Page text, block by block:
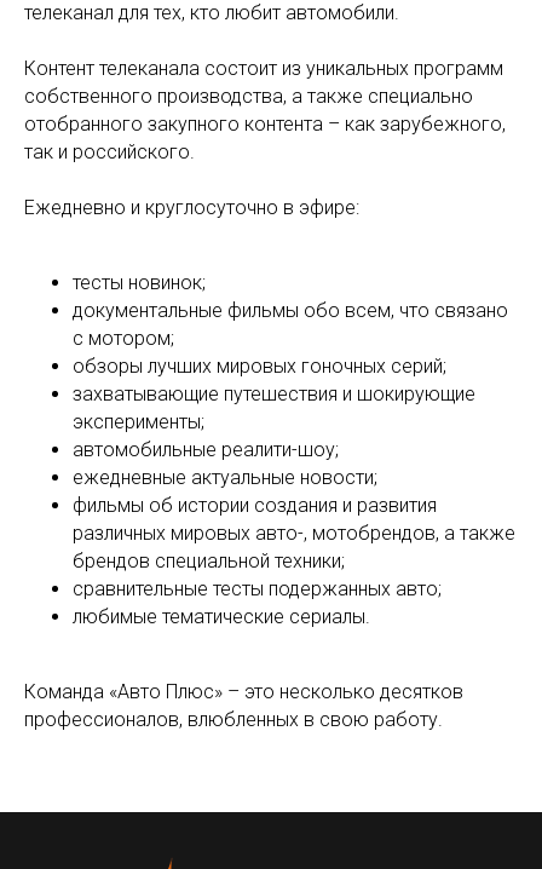
телеканал для тех, кто любит автомобили.
Контент телеканала состоит из уникальных программ
собственного производства, а также специально
отобранного закупного контента – как зарубежного,
так и российского.
Ежедневно и круглосуточно в эфире:
тесты новинок;
документальные фильмы обо всем, что связано
с мотором;
обзоры лучших мировых гоночных серий;
захватывающие путешествия и шокирующие
эксперименты;
автомобильные реалити-шоу;
ежедневные актуальные новости;
фильмы об истории создания и развития
различных мировых авто-, мотобрендов, а также
брендов специальной техники;
сравнительные тесты подержанных авто;
любимые тематические сериалы.
Команда «Авто Плюс» – это несколько десятков
профессионалов, влюбленных в свою работу.